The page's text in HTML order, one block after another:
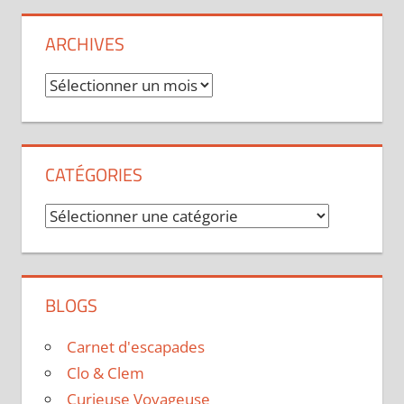
ARCHIVES
Archives
CATÉGORIES
Catégories
BLOGS
Carnet d'escapades
Clo & Clem
Curieuse Voyageuse